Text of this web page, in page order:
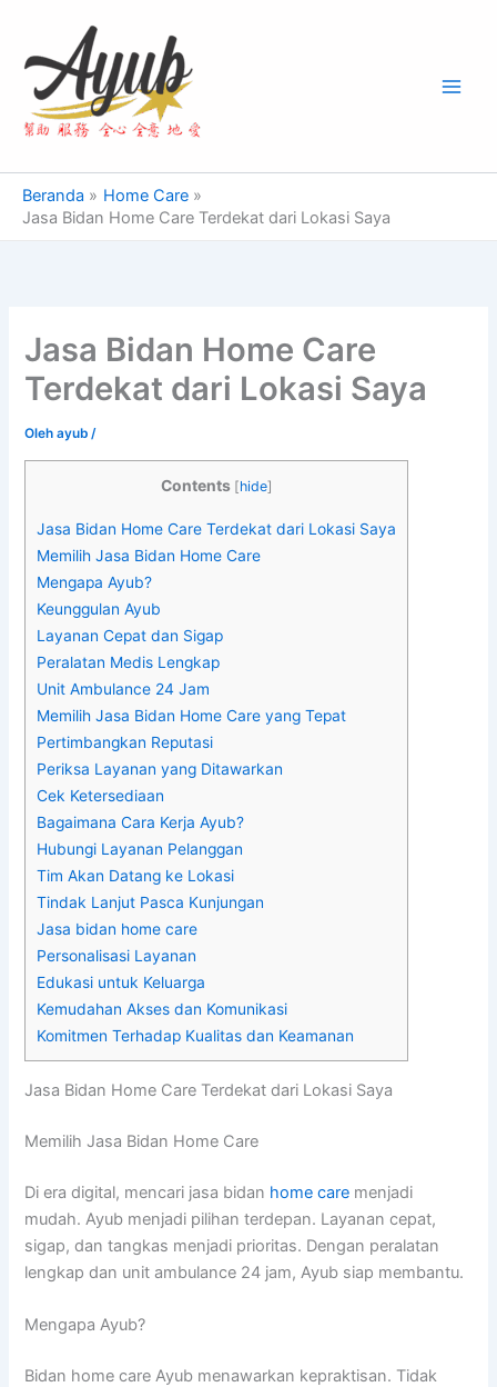
konten
Beranda
Home Care
Jasa Bidan Home Care Terdekat dari Lokasi Saya
Jasa Bidan Home Care
Terdekat dari Lokasi Saya
Olehayub/
Contents [hide]
Jasa Bidan Home Care Terdekat dari Lokasi Saya
Memilih Jasa Bidan Home Care
Mengapa Ayub?
Keunggulan Ayub
Layanan Cepat dan Sigap
Peralatan Medis Lengkap
Unit Ambulance 24 Jam
Memilih Jasa Bidan Home Care yang Tepat
Pertimbangkan Reputasi
Periksa Layanan yang Ditawarkan
Cek Ketersediaan
Bagaimana Cara Kerja Ayub?
Hubungi Layanan Pelanggan
Tim Akan Datang ke Lokasi
Tindak Lanjut Pasca Kunjungan
Jasa bidan home care
Personalisasi Layanan
Edukasi untuk Keluarga
Kemudahan Akses dan Komunikasi
Komitmen Terhadap Kualitas dan Keamanan
Jasa Bidan Home Care Terdekat dari Lokasi Saya
Memilih Jasa Bidan Home Care
Di era digital, mencari jasa bidan home care menjadi
mudah. Ayub menjadi pilihan terdepan. Layanan cepat,
sigap, dan tangkas menjadi prioritas. Dengan peralatan
lengkap dan unit ambulance 24 jam, Ayub siap membantu.
Mengapa Ayub?
Bidan home care Ayub menawarkan kepraktisan. Tidak